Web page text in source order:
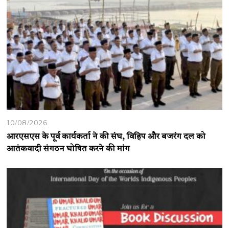
10/08/2026
आरएसएस के पूर्व कार्यकर्ता ने की संघ, विहिप और बजरंग दल को
आतंकवादी संगठन घोषित करने की मांग